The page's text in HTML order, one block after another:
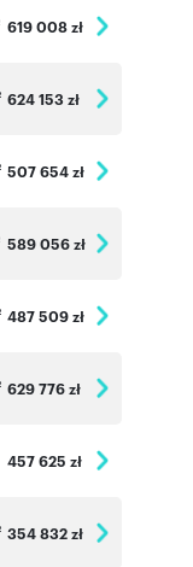
619 008 zł
624 153 zł
507 654 zł
589 056 zł
487 509 zł
629 776 zł
457 625 zł
354 832 zł